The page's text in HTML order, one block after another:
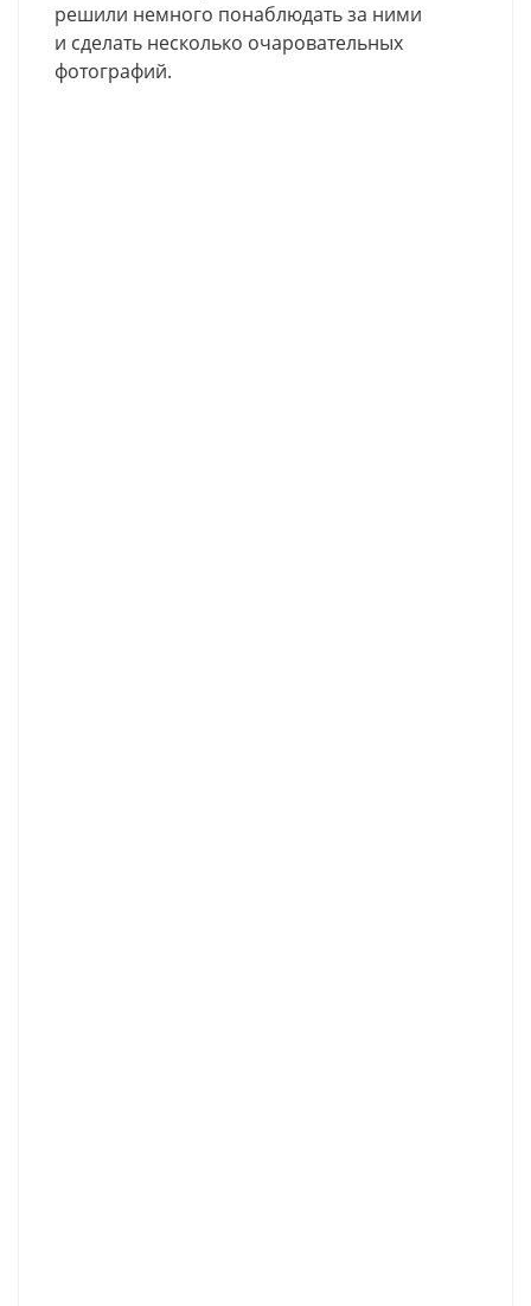
решили немного понаблюдать за ними
и сделать несколько очаровательных
фотографий.